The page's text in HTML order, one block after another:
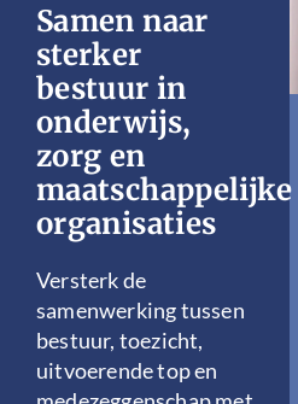
Samen naar
sterker
bestuur in
onderwijs,
zorg en
maatschappelijke
organisaties
Versterk de
samenwerking tussen
bestuur, toezicht,
uitvoerende top en